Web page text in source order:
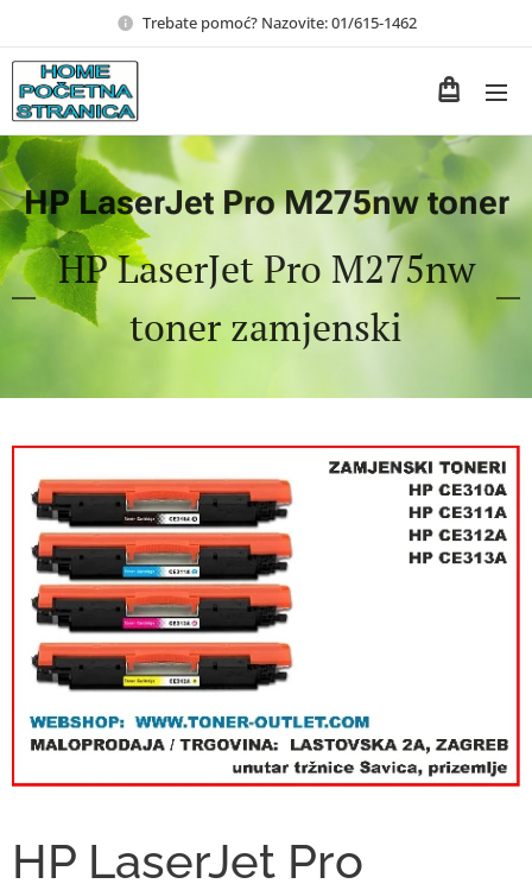
Trebate pomoć? Nazovite: 01/615-1462
HP LaserJet Pro M275nw toner
HP LaserJet Pro M275nw
toner zamjenski
HP LaserJet Pro